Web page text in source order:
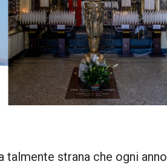
talmente strana che ogni anno